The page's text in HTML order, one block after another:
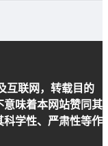
互联网，转载目的
味着本网站赞同其
学性、严肃性等作